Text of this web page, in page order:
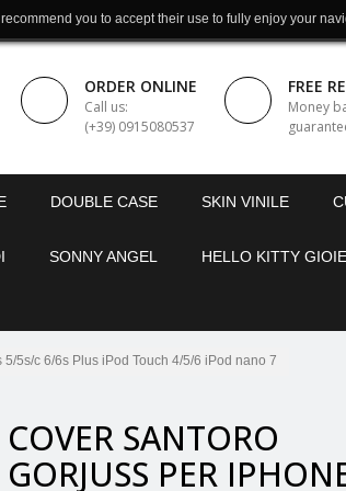
ORDER ONLINE
Call us:
(+39) 0915080537
FREE
Money
DOUBLE CASE SKIN VINILE
SONNY ANGEL HELLO KITTY
you to accept their use to fully enjoy your
5s/c 6/6s Plus iPod Touch 4/5/6 iPod nano 7
COVER SANTORO
GORJUSS PER